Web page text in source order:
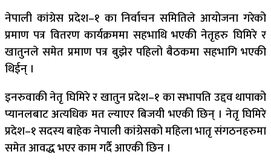
नेपाली कांग्रेस प्रदेश–१ का निर्वाचन समितिले आयोजना गरेको
प्रमाण पत्र वितरण कार्यक्रममा सहभाथि भएकी नेतृहरु घिमिरे र
खातुनले समेत प्रमाण पत्र बुझेर पहिलो बैठकमा सहभागि भएकी
थिईन् ।
इनरुवाकी नेतृ घिमिरे र खातुन प्रदेश–१ का सभापति उद्दव थापाको
प्यानलबाट अत्यधिक मत ल्याएर बिजयी भएकी छिन् । नेतृ घिमिरे
प्रदेश–१ सदस्य बाहेक नेपाली कांग्रेसको महिला भातृ संगठनहरुमा
समेत आवद्ध भएर काम गर्दै आएकी छिन ।